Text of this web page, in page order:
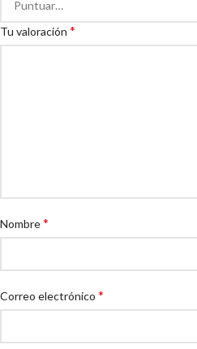
Tu valoración *
Nombre*
Correo electrónico *